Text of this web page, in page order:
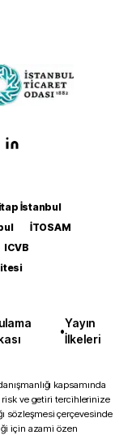
İstanbul
İTOSAM
ICVB
•
Yayın
İlkeleri
kapsamında
risk ve getiri tercihlerinize
sözleşmesi çerçevesinde
için azami özen